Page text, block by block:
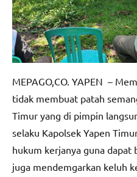
MEPAGO,CO. YAPEN –
tidak membuat patah
Timur yang di pimpin
selaku Kapolsek Yapen
hukum kerjanya guna dapat
juga mendemgarkan keluh